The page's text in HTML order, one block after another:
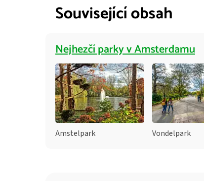
Související obsah
Nejhezčí parky v Amsterdamu
Amstelpark Vondelpark